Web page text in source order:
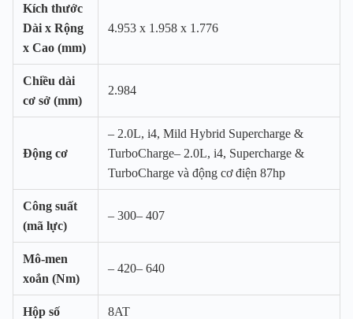
Kích thước
Dài x Rộng
x Cao (mm)
4.953 x 1.958 x 1.776
Chiều dài
cơ sở (mm)
2.984
Động cơ
– 2.0L, i4, Mild Hybrid Supercharge &
TurboCharge– 2.0L, i4, Supercharge &
TurboCharge và động cơ điện 87hp
Công suất
(mã lực)
– 300– 407
Mô-men
xoắn (Nm)
– 420– 640
Hộp số 8AT